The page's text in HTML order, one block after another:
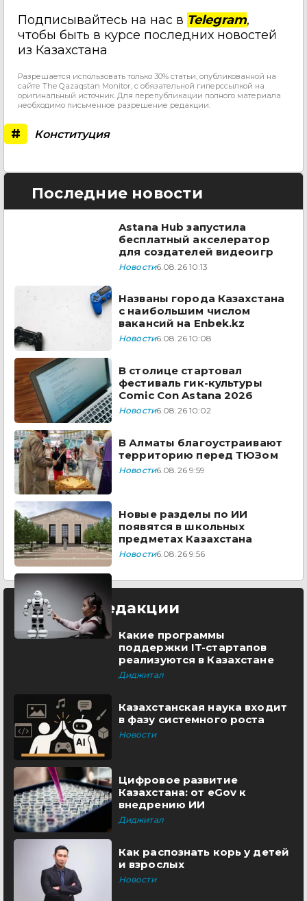
Подписывайтесь на нас в Telegram,
чтобы быть в курсе последних новостей
из Казахстана
Разрешается использовать только 30% статьи, опубликованной на
сайте The Qazaqstan Monitor, с обязательной гиперссылкой на
оригинальный источник. Для перепубликации полного материала
необходимо письменное разрешение редакции.
# Конституция
Последние новости
Astana Hub запустила
бесплатный акселератор
для создателей видеоигр
Новости6.08.26 10:13
Названы города Казахстана
с наибольшим числом
вакансий на Enbek.kz
Новости6.08.26 10:08
В столице стартовал
фестиваль гик-культуры
Comic Con Astana 2026
Новости6.08.26 10:02
В Алматы благоустраивают
территорию перед ТЮЗом
Новости6.08.26 9:59
Новые разделы по ИИ
появятся в школьных
предметах Казахстана
Новости6.08.26 9:56
Выбор редакции
Какие программы
поддержки IT-стартапов
реализуются в Казахстане
Диджитал
Казахстанская наука входит
в фазу системного роста
Новости
Цифровое развитие
Казахстана: от eGov к
внедрению ИИ
Диджитал
Как распознать корь у детей
и взрослых
Новости